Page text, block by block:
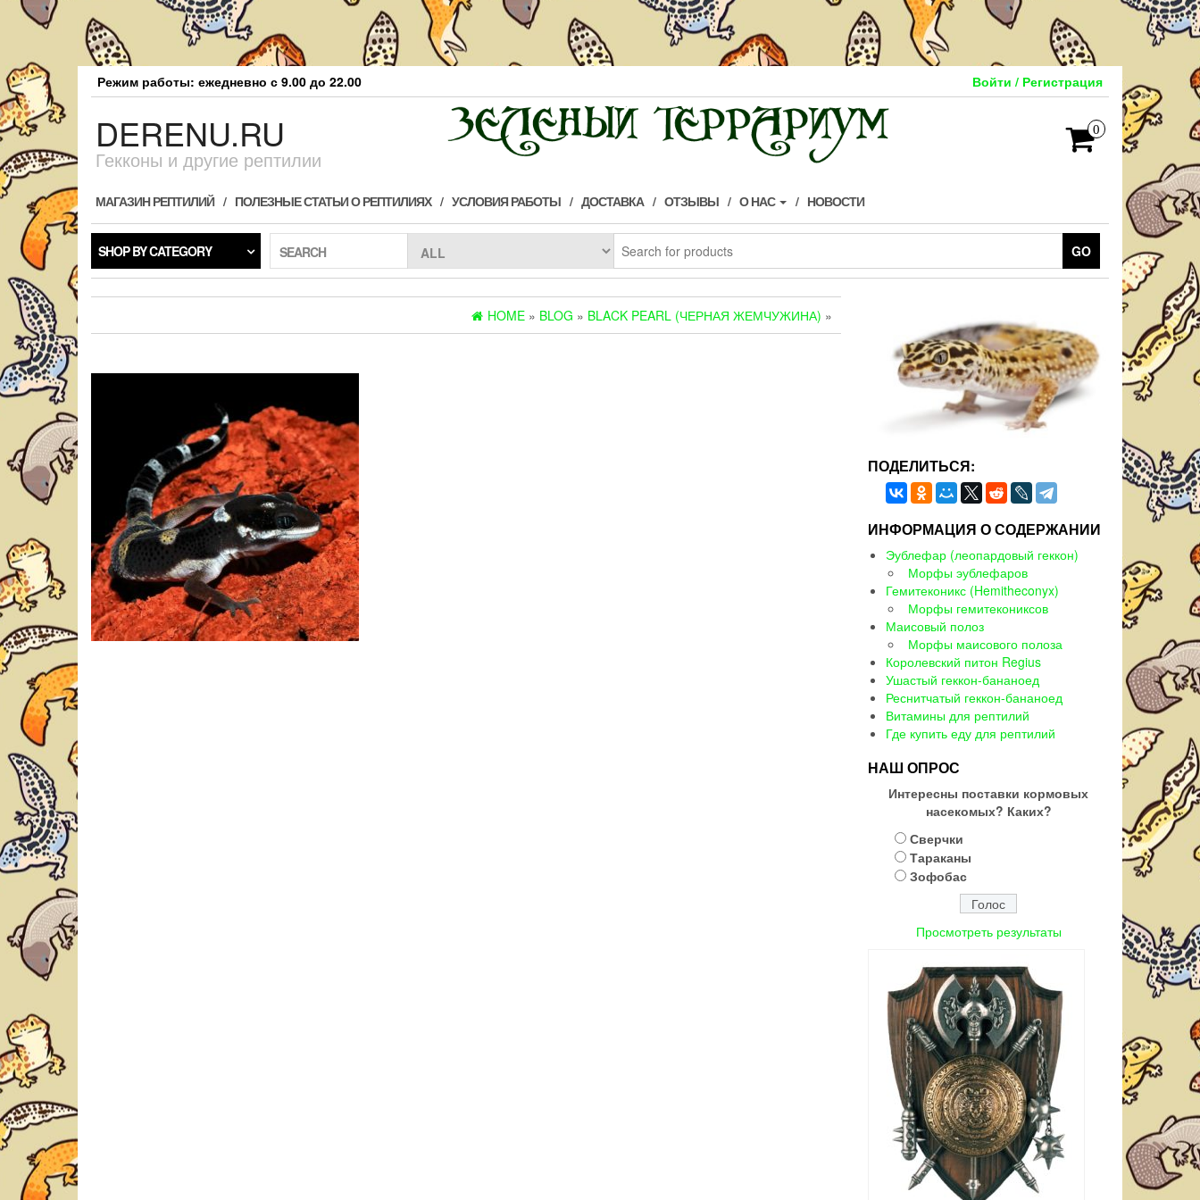
Skip
to
the
content
Режим работы: ежедневно с 9.00 до 22.00 Войти / Регистрация
DERENU.RU
Гекконы и другие рептилии
0
МАГАЗИН РЕПТИЛИЙ ПОЛЕЗНЫЕ СТАТЬИ О РЕПТИЛИЯХ УСЛОВИЯ РАБОТЫ ДОСТАВКА ОТЗЫВЫ О НАС НОВОСТИ
SHOP BY CATEGORY SEARCH GO
HOME » BLOG » BLACK PEARL (ЧЕРНАЯ ЖЕМЧУЖИНА) »
ПОДЕЛИТЬСЯ:
ИНФОРМАЦИЯ О СОДЕРЖАНИИ
Эублефар (леопардовый геккон)
Морфы эублефаров
Гемитеконикс (Hemitheconyx)
Морфы гемитекониксов
Маисовый полоз
Морфы маисового полоза
Королевский питон Regius
Ушастый геккон-бананоед
Реснитчатый геккон-бананоед
Витамины для рептилий
Где купить еду для рептилий
НАШ ОПРОС
Интересны поставки кормовых
насекомых? Каких?
Сверчки
Тараканы
Зофобас
Просмотреть результаты